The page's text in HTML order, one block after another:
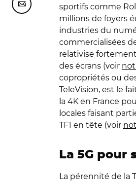
Partager cette page sur
sportifs comme
millions de foyers
industries du
commercialisées
relativise
des écrans (voir
copropriétés ou
TeleVision, est le
la 4K en France
locales faisant
TF1 en tête (voir
La 5G pour
La pérennité de la